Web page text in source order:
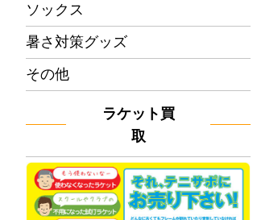
ソックス
暑さ対策グッズ
その他
ラケット買
取